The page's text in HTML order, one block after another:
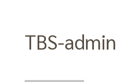
TBS-admin